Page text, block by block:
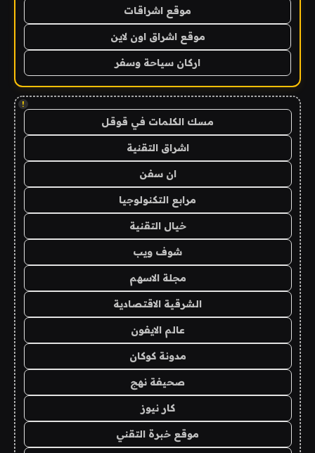
موقع اشراقات
موقع اشراق اون لاين
اركان سياحة وسفر
!
مسك الكلمات في قوقل
اشراق التقنية
ان سفن
مرابع التكنولوجيا
خيال التقنية
شوف ويب
مجلة الاسهم
الشرقية الاقتصادية
عالم الايفون
مدونة كوكان
صحيفة نهج
كار نيوز
موقع خبرة التقني